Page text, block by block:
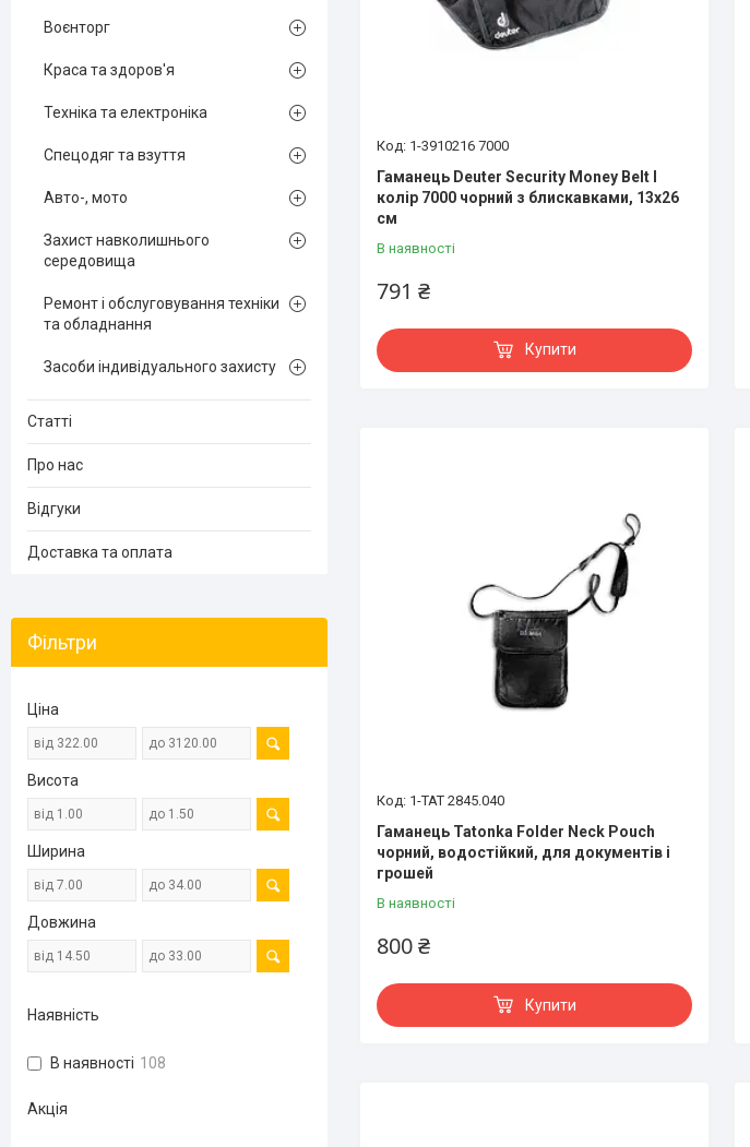
1-3910216 7000
Гаманець Deuter Security Money Belt I
колір 7000 чорний з блискавками, 13x26
см
В наявності
791 ₴
Купити
1-TAT 2845.040
Гаманець Tatonka Folder Neck Pouch
чорний, водостійкий, для документів і
грошей
В наявності
800 ₴
Купити
Воєнторг
Краса та здоров'я
Техніка та електроніка
Спецодяг та взуття
Авто-, мото
Захист навколишнього
середовища
Ремонт і обслуговування техніки
та обладнання
Засоби індивідуального захисту
Статті
Про нас
Відгуки
Доставка та оплата
Фільтри
Ціна
Висота
Ширина
Довжина
Наявність
В наявності 108
Акція